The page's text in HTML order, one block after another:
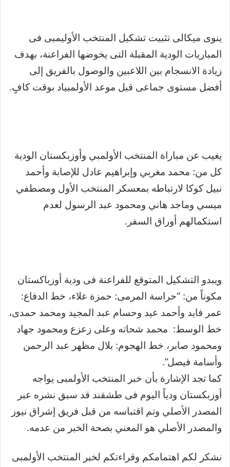
ينوى ميكالى تثبيت تشكيل المنتخب الأوليمبى فى
المباريات الودية المقبلة التى يخوضها الفراعنة، بهدف
زيادة الانسجام بين اللاعبين والوصول بالفريق إلى
أفضل مستوى جماعى قبل موعد الأولمبياد بوقت كافٍ.
يغيب عن مباراة المنتخب الأولمبي وأوزبكستان الودية
كل من: محمد مغربي وإبراهيم عادل للإصابة وأحمد
نبيل كوكا لارتباطه بمعسكر المنتخب الأول ومصطفي
ميسي وماجد هاني ومحمود عبد الرسول لعدم
استكمالهم أوراق السفر.
ويبدو التشكيل المتوقع للفراعنة فى ودية أوزباكستان
مكوناً من: “حراسة المرمى: حمزة علاء، خط الدفاع:
عمر فايد وأحمد عيد وحسام عبد المجيد ومحمد حمدى،
خط الوسط: محمد شحاته وعلى زعزع ومحمود جهاد
ومحمود صابر، خط الهجوم: بلال مظهر عبد الرحمن
وأسامة فيصل”.
كما تجد الإشارة بأن خبر المنتخب الأولمبى يواجه
أوزبكستان ودياً اليوم فى طشقند قد سبق نشره عبر
المصدر الأصلي وتم اقتباسه من قبل فريق إشراق نيوز
والمصدر الأصلي هو المعني بصحة الخبر من عدمه.
نشكر لكم اهتمامكم وقراءتكم لخبر المنتخب الأولمبى